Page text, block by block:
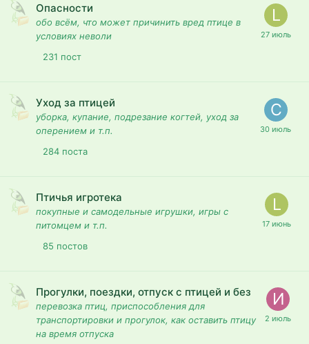
Опасности
обо всём, что может причинить вред птице в
условиях неволи
231 пост
Уход за птицей
уборка, купание, подрезание когтей, уход за
оперением и т.п.
284 поста
Птичья игротека
покупные и самодельные игрушки, игры с
питомцем и т.п.
85 постов
Прогулки, поездки, отпуск с птицей и без
перевозка птиц, приспособления для
транспортировки и прогулок, как оставить птицу
на время отпуска